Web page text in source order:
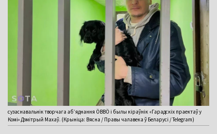
сузаснавальнік творчага аб’яднання ÖВВÖ і былы кіраўнік «Гарадскіх праектаў у
Комі» Дзмітрый Махаў. (Крыніца: Вясна / Правы чалавека ў Беларусі / Telegram)